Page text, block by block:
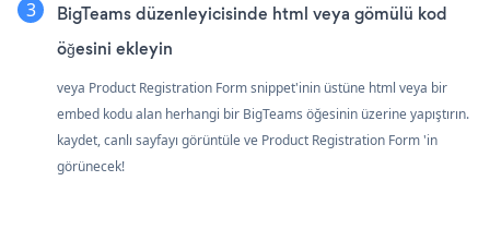
BigTeams düzenleyicisinde html veya gömülü kod
öğesini ekleyin
veya Product Registration Form snippet'inin üstüne html veya bir
embed kodu alan herhangi bir BigTeams öğesinin üzerine yapıştırın.
kaydet, canlı sayfayı görüntüle ve Product Registration Form 'in
görünecek!